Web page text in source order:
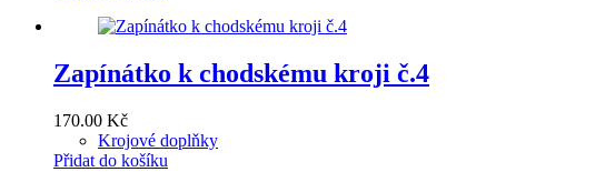
Zapínátko k chodskému kroji č.4
170.00 Kč
Krojové doplňky
Přidat do košíku